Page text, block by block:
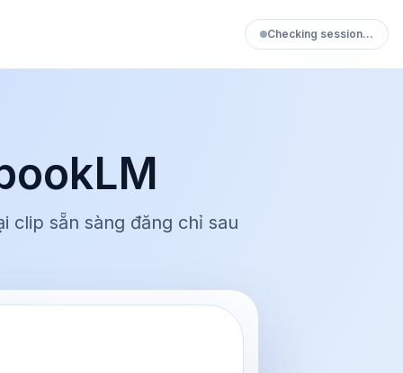
Checking session…
clip sẵn sàng đăng chỉ sau